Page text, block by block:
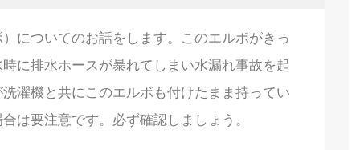
についてのお話をします。このエルボがきっ
に排水ホースが暴れてしまい水漏れ事故を起
濯機と共にこのエルボも付けたまま持ってい
は要注意です。必ず確認しましょう。